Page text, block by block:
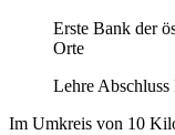
Erste Bank der
Orte
Lehre
Im Umkreis von 10